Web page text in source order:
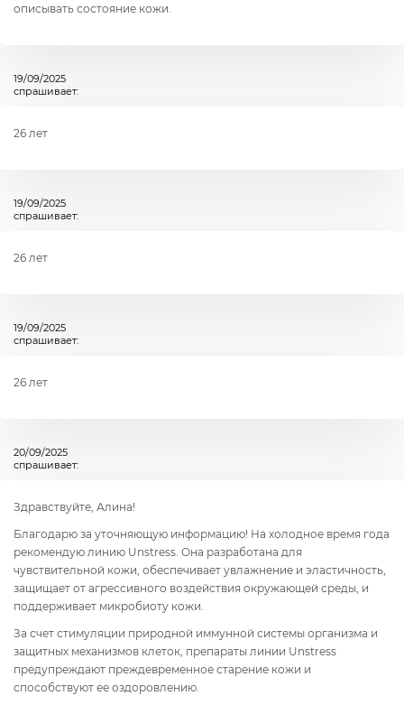
описывать состояние кожи.
19/09/2025
спрашивает:
26 лет
19/09/2025
спрашивает:
26 лет
19/09/2025
спрашивает:
26 лет
20/09/2025
спрашивает:
Здравствуйте, Алина!
Благодарю за уточняющую информацию! На холодное время года
рекомендую линию Unstress. Она разработана для
чувствительной кожи, обеспечивает увлажнение и эластичность,
защищает от агрессивного воздействия окружающей среды, и
поддерживает микробиоту кожи.
За счет стимуляции природной иммунной системы организма и
защитных механизмов клеток, препараты линии Unstress
предупреждают преждевременное старение кожи и
способствуют ее оздоровлению.